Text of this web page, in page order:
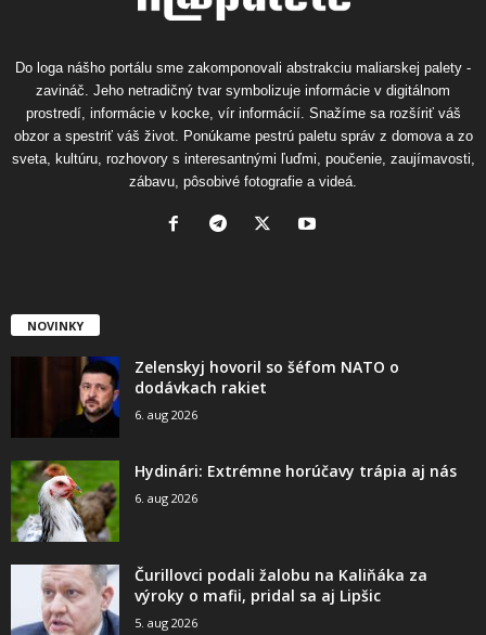
Do loga nášho portálu sme zakomponovali abstrakciu maliarskej palety -
zavináč. Jeho netradičný tvar symbolizuje informácie v digitálnom
prostredí, informácie v kocke, vír informácií. Snažíme sa rozšíriť váš
obzor a spestriť váš život. Ponúkame pestrú paletu správ z domova a zo
sveta, kultúru, rozhovory s interesantnými ľuďmi, poučenie, zaujímavosti,
zábavu, pôsobivé fotografie a videá.
NOVINKY
Zelenskyj hovoril so šéfom NATO o
dodávkach rakiet
6. aug 2026
Hydinári: Extrémne horúčavy trápia aj nás
6. aug 2026
Čurillovci podali žalobu na Kaliňáka za
výroky o mafii, pridal sa aj Lipšic
5. aug 2026